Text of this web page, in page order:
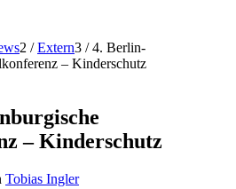
2 / Extern3 / 4. Berlin-
– Kinderschutz
– Kinderschutz
Tobias Ingler